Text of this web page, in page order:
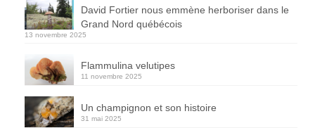
David Fortier nous emmène herboriser dans le
Grand Nord québécois
13 novembre 2025
Flammulina velutipes
11 novembre 2025
Un champignon et son histoire
31 mai 2025